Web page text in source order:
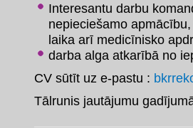
Interesantu darbu
nepieciešamo
laika arī medicīnisko
darba alga atkarībā no
CV sūtīt uz e-pastu :
Tālrunis jautājumu